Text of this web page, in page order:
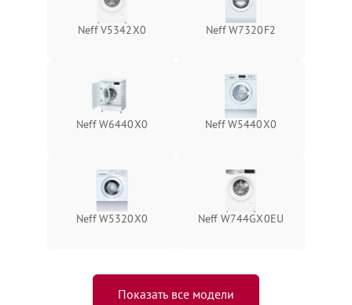
Neff V5342X0 Neff W7320F2
Neff W6440X0 Neff W5440X0
Neff W5320X0 Neff W744GX0EU
Показать все модели